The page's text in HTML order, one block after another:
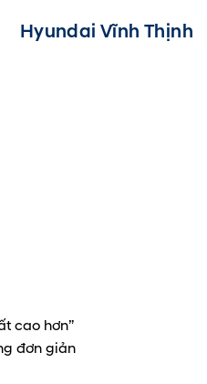
Hyundai Vĩnh Thịnh
cao hơn”
đơn giản